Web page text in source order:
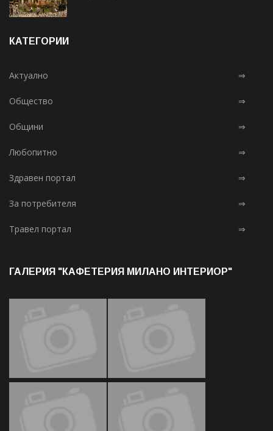
КАТЕГОРИИ
Актуално ⇒
Общество ⇒
Общини ⇒
Любопитно ⇒
Здравен портал ⇒
За потребителя ⇒
Травел портал ⇒
ГАЛЕРИЯ "КАФЕТЕРИЯ МИЛАНО ИНТЕРИОР"